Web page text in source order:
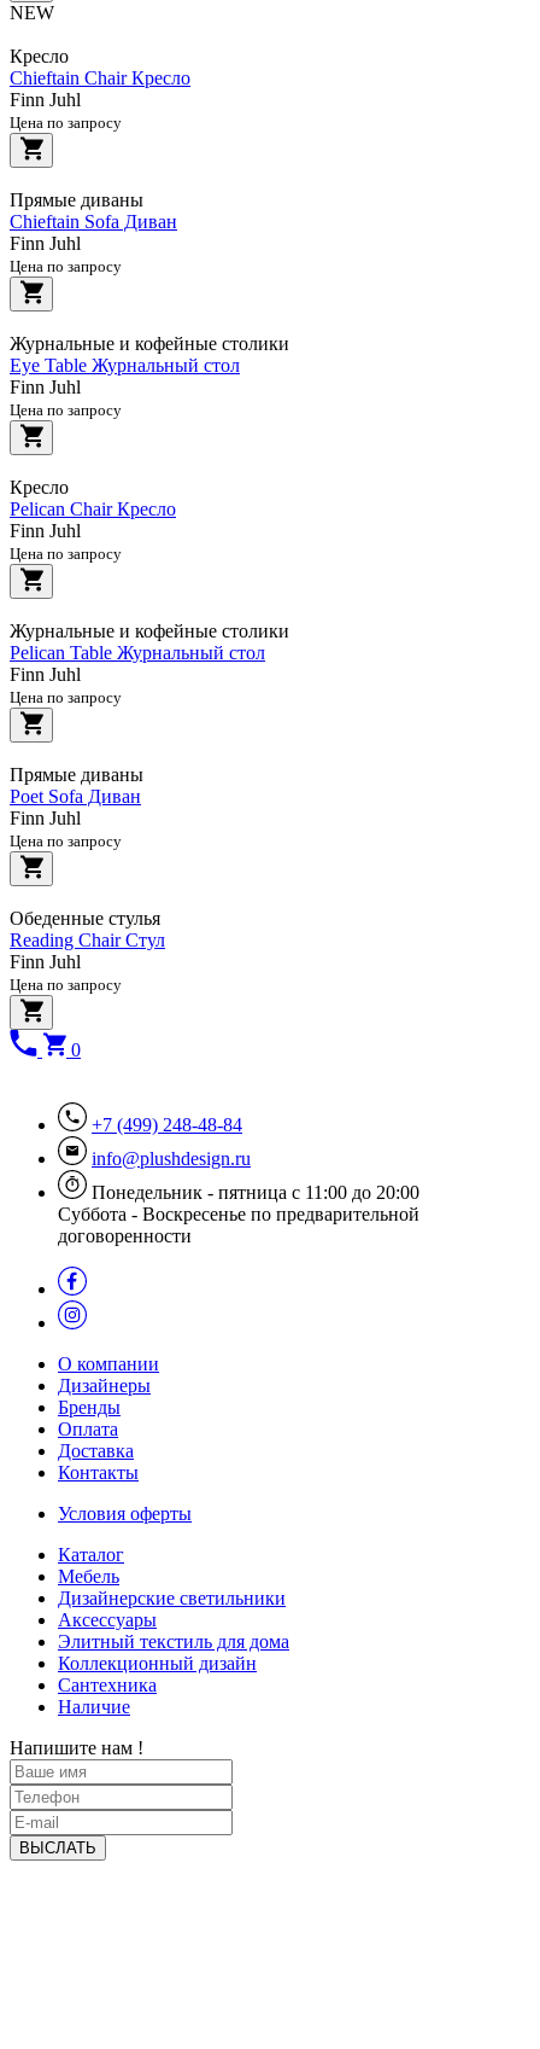
NEW
Кресло
Chieftain Chair Кресло
Finn Juhl
Цена по запросу
Прямые диваны
Chieftain Sofa Диван
Finn Juhl
Цена по запросу
Журнальные и кофейные столики
Eye Table Журнальный стол
Finn Juhl
Цена по запросу
Кресло
Pelican Chair Кресло
Finn Juhl
Цена по запросу
Журнальные и кофейные столики
Pelican Table Журнальный стол
Finn Juhl
Цена по запросу
Прямые диваны
Poet Sofa Диван
Finn Juhl
Цена по запросу
Обеденные стулья
Reading Chair Стул
Finn Juhl
Цена по запросу
0
+7 (499) 248-48-84
info@plushdesign.ru
Понедельник - пятница с 11:00 до 20:00
Суббота - Воскресенье по предварительной
договоренности
О компании
Дизайнеры
Бренды
Оплата
Доставка
Контакты
Условия оферты
Каталог
Мебель
Дизайнерские светильники
Аксессуары
Элитный текстиль для дома
Коллекционный дизайн
Сантехника
Наличие
Напишите нам !
ВЫСЛАТЬ